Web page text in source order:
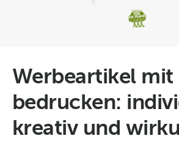
Werbeartikel mit
bedrucken:
kreativ und